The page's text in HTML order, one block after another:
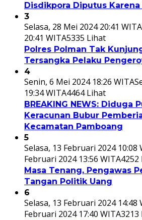
Disdikpora Diputus
3
Selasa, 28 Mei 2024 20:41 WITA
20:41 WITA5335 Lihat
Polres Polman Tak
Tersangka Pelaku
4
Senin, 6 Mei 2024 18:26 WITA
19:34 WITA4464 Lihat
BREAKING NEWS: Diduga
Keracunan Bubur
Kecamatan Pamboang
5
Selasa, 13 Februari 2024 10:08
Februari 2024 13:56 WITA4252
Masa Tenang, Pengawas
Tangan Politik Uang
6
Selasa, 13 Februari 2024 14:48
Februari 2024 17:40 WITA3213